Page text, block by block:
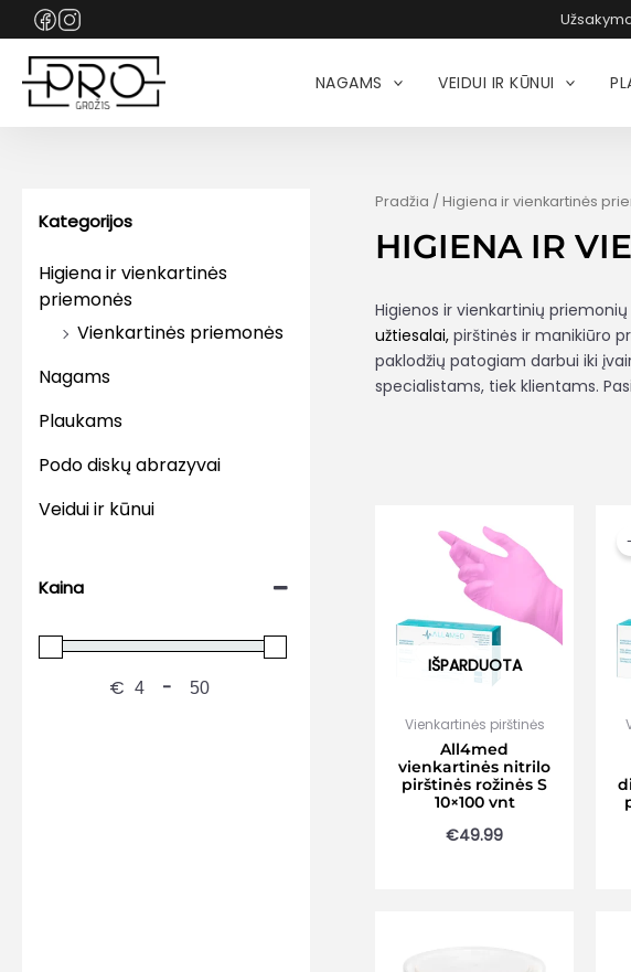
Pereiti
prie
turinio
NAGAMS VEIDUI IR KŪNUI
Kategorijos
Higiena ir vienkartinės
priemonės
Vienkartinės priemonės
Nagams
Plaukams
Podo diskų abrazyvai
Veidui ir kūnui
Kaina
€ -
Pradžia / Higiena ir vienkartinės
HIGIENA IR
Higienos ir vienkartinių
užtiesalai,pirštinės ir manikiūro
paklodžių patogiam darbui iki
specialistams, tiek klientams.
IŠPARDUOTA
Vienkartinės pirštinės
All4med
vienkartinės nitrilo
pirštinės rožinės S
10×100 vnt
€49.99